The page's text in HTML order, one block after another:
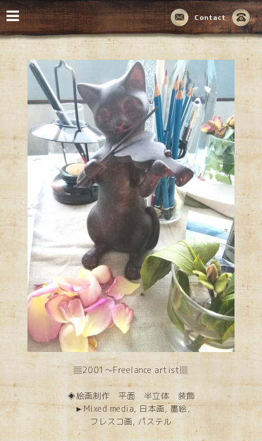
Contact
▤2001～Freelance artist▥
◈絵画制作 平面 半立体 装飾
►Mixed media, 日本画, 墨絵，
フレスコ画, パステル